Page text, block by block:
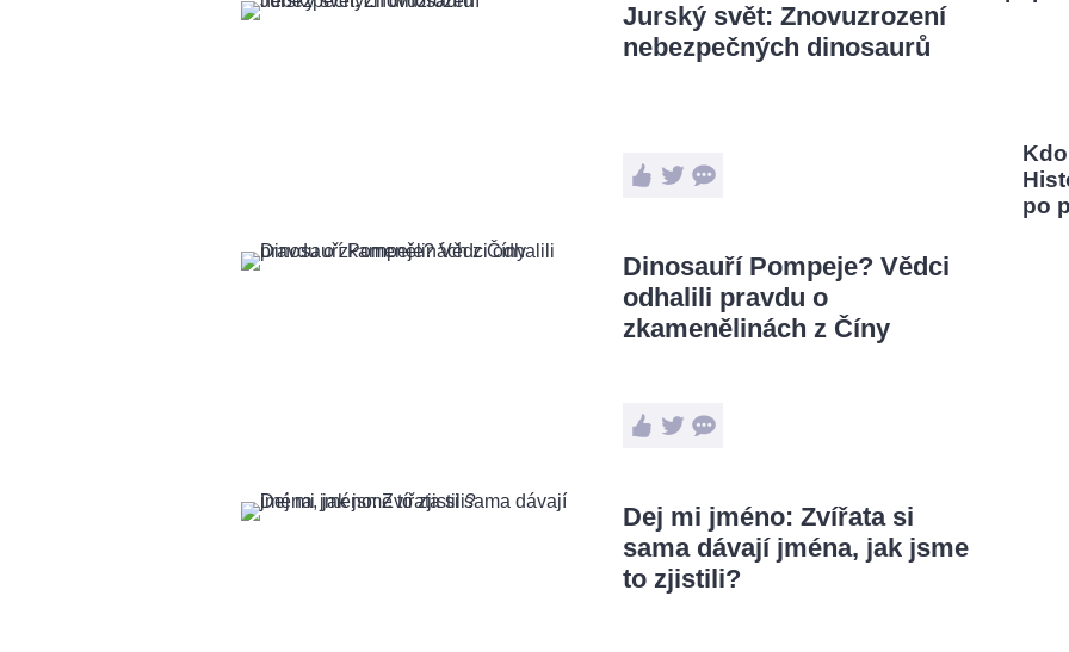
Jurský svět: Znovuzrození
nebezpečných dinosaurů
Dinosauří Pompeje? Vědci
odhalili pravdu o
zkamenělinách z Číny
Dej mi jméno: Zvířata si
sama dávají jména, jak jsme
to zjistili?
po